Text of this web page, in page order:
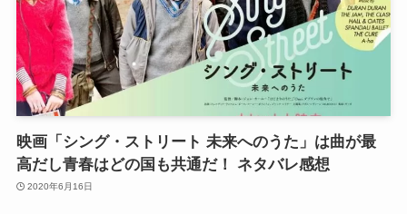
映画「シング・ストリート 未来へのうた」は曲が最
高だし青春はどの国も共通だ！ ネタバレ感想
2020年6月16日